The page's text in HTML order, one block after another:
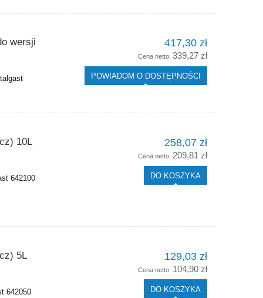
wersji
417,30 zł
Cena netto: 339,27 zł
POWIADOM O DOSTĘPNOŚCI
10L
642100
258,07 zł
Cena netto: 209,81 zł
DO KOSZYKA
5L
642050
129,03 zł
Cena netto: 104,90 zł
DO KOSZYKA